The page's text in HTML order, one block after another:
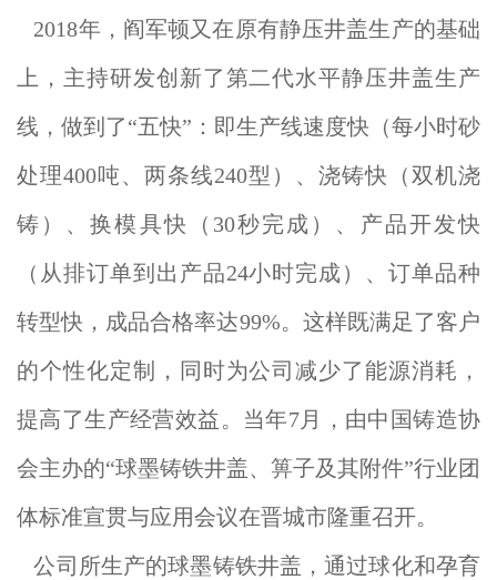
2018年，阎军顿又在原有静压井盖生产的基础
上，主持研发创新了第二代水平静压井盖生产
线，做到了“五快”：即生产线速度快（每小时砂
处理400吨、两条线240型）、浇铸快（双机浇
铸）、换模具快（30秒完成）、产品开发快
（从排订单到出产品24小时完成）、订单品种
转型快，成品合格率达99%。这样既满足了客户
的个性化定制，同时为公司减少了能源消耗，
提高了生产经营效益。当年7月，由中国铸造协
会主办的“球墨铸铁井盖、箅子及其附件”行业团
体标准宣贯与应用会议在晋城市隆重召开。
公司所生产的球墨铸铁井盖，通过球化和孕育